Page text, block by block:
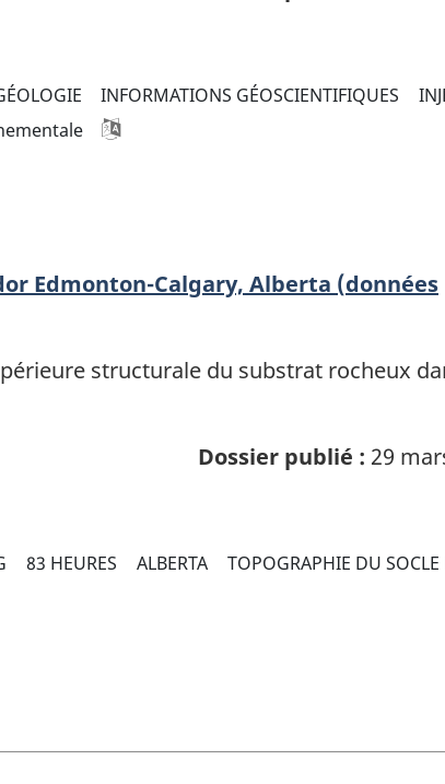
INFORMATIONS GÉOSCIENTIFIQUES
Edmonton-Calgary, Alberta (données
structurale du substrat rocheux
Dossier publié : 29
83 HEURES ALBERTA TOPOGRAPHIE DU SOCLE